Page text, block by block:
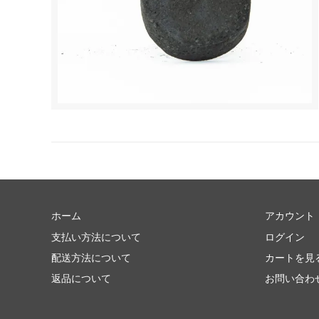
ホーム
支払い方法について
配送方法について
返品について
アカウント
ログイン
カートを見
お問い合わ